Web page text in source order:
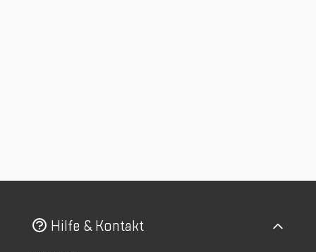
Hilfe & Kontakt